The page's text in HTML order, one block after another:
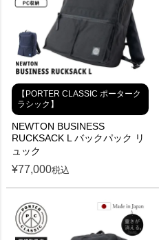
【PORTER CLASSIC ポーターク
ラシック】
NEWTON BUSINESS
RUCKSACK L バックパック リ
ュック
¥77,000税込